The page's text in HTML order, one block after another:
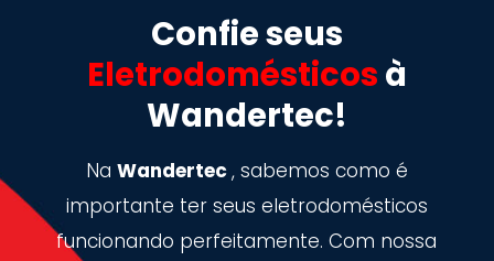
Confie seus
Eletrodomésticos à
Wandertec!
Na Wandertec, sabemos como é
importante ter seus eletrodomésticos
funcionando perfeitamente. Com nossa